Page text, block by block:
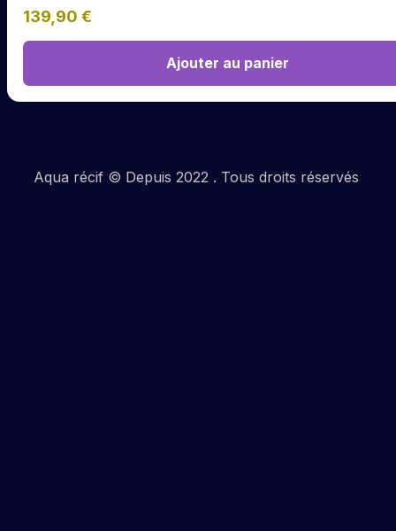
139,90 €
Ajouter au panier
Aqua récif © Depuis 2022 . Tous droits réservés